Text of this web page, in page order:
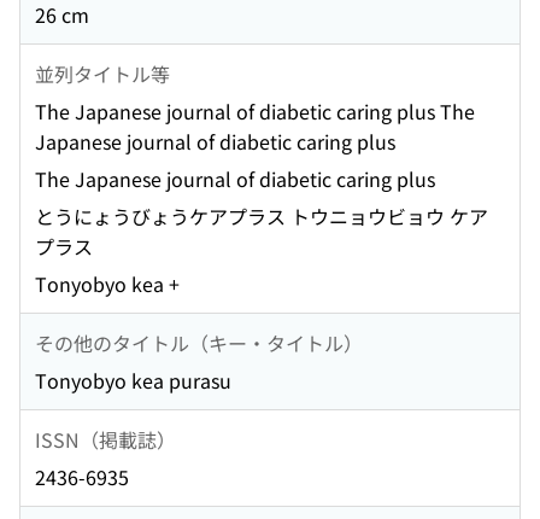
26 cm
並列タイトル等
The Japanese journal of diabetic caring plus The
Japanese journal of diabetic caring plus
The Japanese journal of diabetic caring plus
とうにょうびょうケアプラス トウニョウビョウ ケア
プラス
Tonyobyo kea +
その他のタイトル（キー・タイトル）
Tonyobyo kea purasu
ISSN（掲載誌）
2436-6935